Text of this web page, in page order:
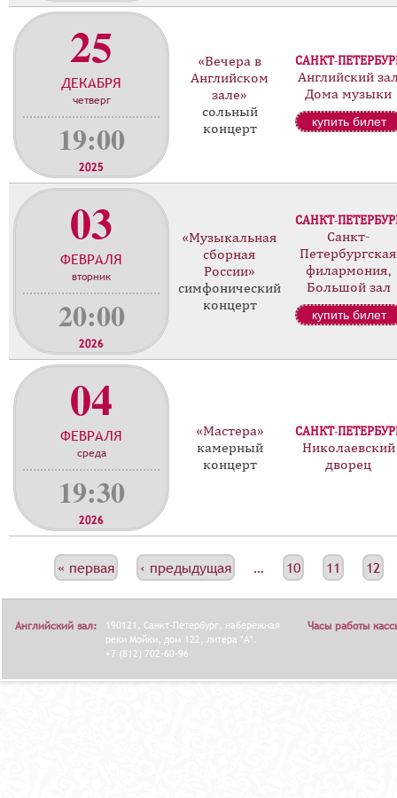
25
ДЕКАБРЯ
четверг
19:00
2025
«Вечера в
Английском
зале»
сольный
концерт
САНКТ-
Английский
Дома музыки
купить билет
03
ФЕВРАЛЯ
вторник
20:00
2026
«Музыкальная
сборная
России»
симфонический
концерт
САНКТ-
Санкт-
Петербургская
филармония,
Большой зал
купить билет
04
ФЕВРАЛЯ
среда
19:30
2026
«Мастера»
камерный
концерт
САНКТ-
Николаевский
дворец
Р
И
« первая ‹ предыдущая … 10 11 12
Английский зал:
190121, Санкт-Петербург, набережная
реки Мойки, дом 122, литера "А".
+7 (812) 702-60-96
Часы работы